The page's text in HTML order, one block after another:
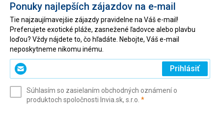
Ponuky najlepších zájazdov na e-mail
Tie najzaujímavejšie zájazdy pravidelne na Váš e-mail!
Preferujete exotické pláže, zasnežené ľadovce alebo plavbu
loďou? Vždy nájdete to, čo hľadáte. Nebojte, Váš e-mail
neposkytneme nikomu inému.
Zadajte
svoj
(povinné)
Prihlásiť
Súhlasím so zasielaním obchodných oznámení o
produktoch spoločnosti Invia.sk, s.r.o. *(povinné)